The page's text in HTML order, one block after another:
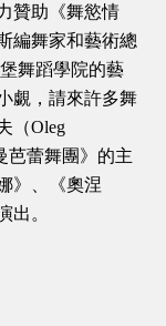
贊助《舞慾情
編舞家和藝術總
舞蹈學院的藝
覷，請來許多舞
（Oleg
芭蕾舞團》的主
》、《奧涅
出。